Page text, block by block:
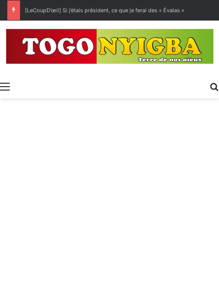
[LeCoupD’œil] Si j’étais président, ce que je ferai des « Évalas »
Menu